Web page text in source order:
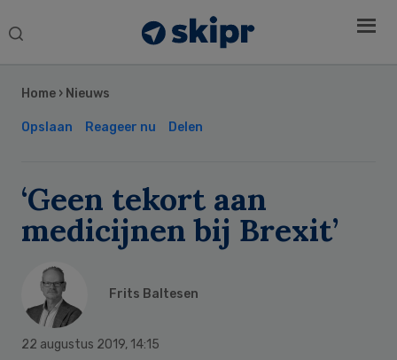
Search
Home › Nieuws
Opslaan Reageer nu Delen
‘Geen tekort aan
medicijnen bij Brexit’
Frits Baltesen
22 augustus 2019, 14:15
Sidebar